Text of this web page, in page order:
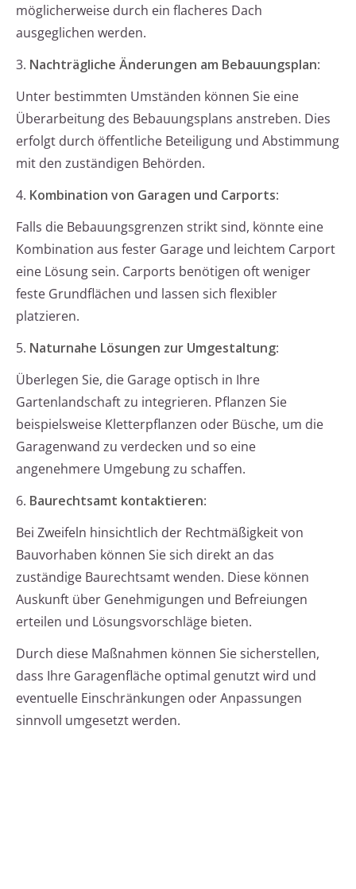
möglicherweise durch ein flacheres Dach
ausgeglichen werden.
3. Nachträgliche Änderungen am Bebauungsplan:
Unter bestimmten Umständen können Sie eine
Überarbeitung des Bebauungsplans anstreben. Dies
erfolgt durch öffentliche Beteiligung und Abstimmung
mit den zuständigen Behörden.
4. Kombination von Garagen und Carports:
Falls die Bebauungsgrenzen strikt sind, könnte eine
Kombination aus fester Garage und leichtem Carport
eine Lösung sein. Carports benötigen oft weniger
feste Grundflächen und lassen sich flexibler
platzieren.
5. Naturnahe Lösungen zur Umgestaltung:
Überlegen Sie, die Garage optisch in Ihre
Gartenlandschaft zu integrieren. Pflanzen Sie
beispielsweise Kletterpflanzen oder Büsche, um die
Garagenwand zu verdecken und so eine
angenehmere Umgebung zu schaffen.
6. Baurechtsamt kontaktieren:
Bei Zweifeln hinsichtlich der Rechtmäßigkeit von
Bauvorhaben können Sie sich direkt an das
zuständige Baurechtsamt wenden. Diese können
Auskunft über Genehmigungen und Befreiungen
erteilen und Lösungsvorschläge bieten.
Durch diese Maßnahmen können Sie sicherstellen,
dass Ihre Garagenfläche optimal genutzt wird und
eventuelle Einschränkungen oder Anpassungen
sinnvoll umgesetzt werden.